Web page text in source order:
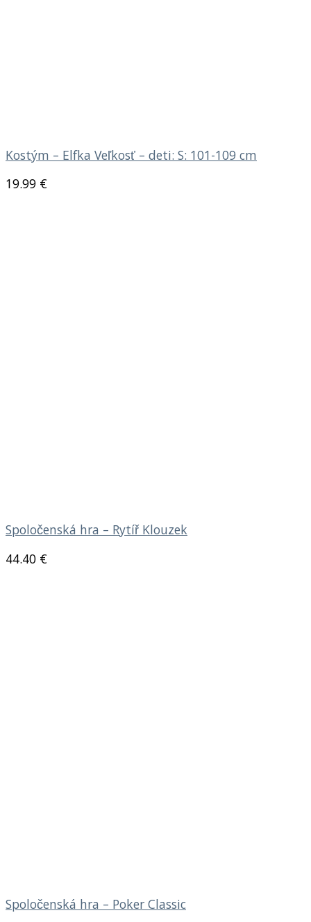
Kostým – Elfka Veľkosť – deti: S: 101-109 cm
19.99 €
Spoločenská hra – Rytíř Klouzek
44.40 €
Spoločenská hra – Poker Classic